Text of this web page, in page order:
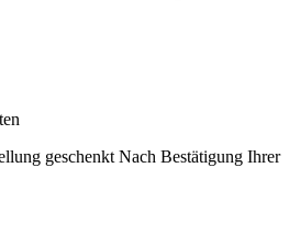
geschenkt Nach Bestätigung Ihrer